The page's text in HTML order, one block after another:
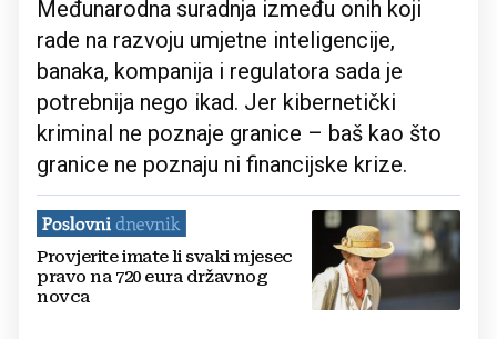
Međunarodna suradnja između onih koji
rade na razvoju umjetne inteligencije,
banaka, kompanija i regulatora sada je
potrebnija nego ikad. Jer kibernetički
kriminal ne poznaje granice – baš kao što
granice ne poznaju ni financijske krize.
Provjerite imate li svaki mjesec
pravo na 720 eura državnog
novca